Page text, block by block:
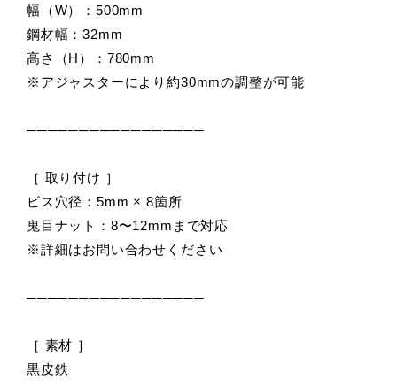
幅（W）：500mm
鋼材幅：32mm
高さ（H）：780mm
※アジャスターにより約30mmの調整が可能
─────────────────
［ 取り付け ］
ビス穴径：5mm × 8箇所
鬼目ナット：8〜12mmまで対応
※詳細はお問い合わせください
─────────────────
［ 素材 ］
黒皮鉄